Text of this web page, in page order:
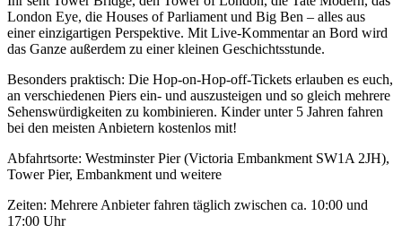
London Eye, die Houses of Parliament und Big Ben – alles aus
einer einzigartigen Perspektive. Mit Live-Kommentar an Bord wird
das Ganze außerdem zu einer kleinen Geschichtsstunde.
Besonders praktisch: Die Hop-on-Hop-off-Tickets erlauben es euch,
an verschiedenen Piers ein- und auszusteigen und so gleich mehrere
Sehenswürdigkeiten zu kombinieren. Kinder unter 5 Jahren fahren
bei den meisten Anbietern kostenlos mit!
Abfahrtsorte: Westminster Pier (Victoria Embankment SW1A 2JH),
Tower Pier, Embankment und weitere
Zeiten: Mehrere Anbieter fahren täglich zwischen ca. 10:00 und
17:00 Uhr